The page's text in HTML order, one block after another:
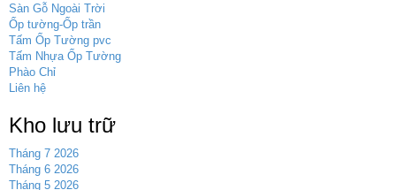
Sàn Gỗ Ngoài Trời
Ốp tường-Ốp trần
Tấm Ốp Tường pvc
Tấm Nhựa Ốp Tường
Phào Chỉ
Liên hệ
Kho lưu trữ
Tháng 7 2026
Tháng 6 2026
Tháng 5 2026